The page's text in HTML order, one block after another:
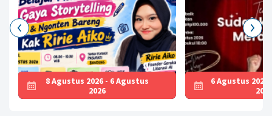
8 Agustus 2026 - 6 Agustus
2026
6 Agustus 2026
2026